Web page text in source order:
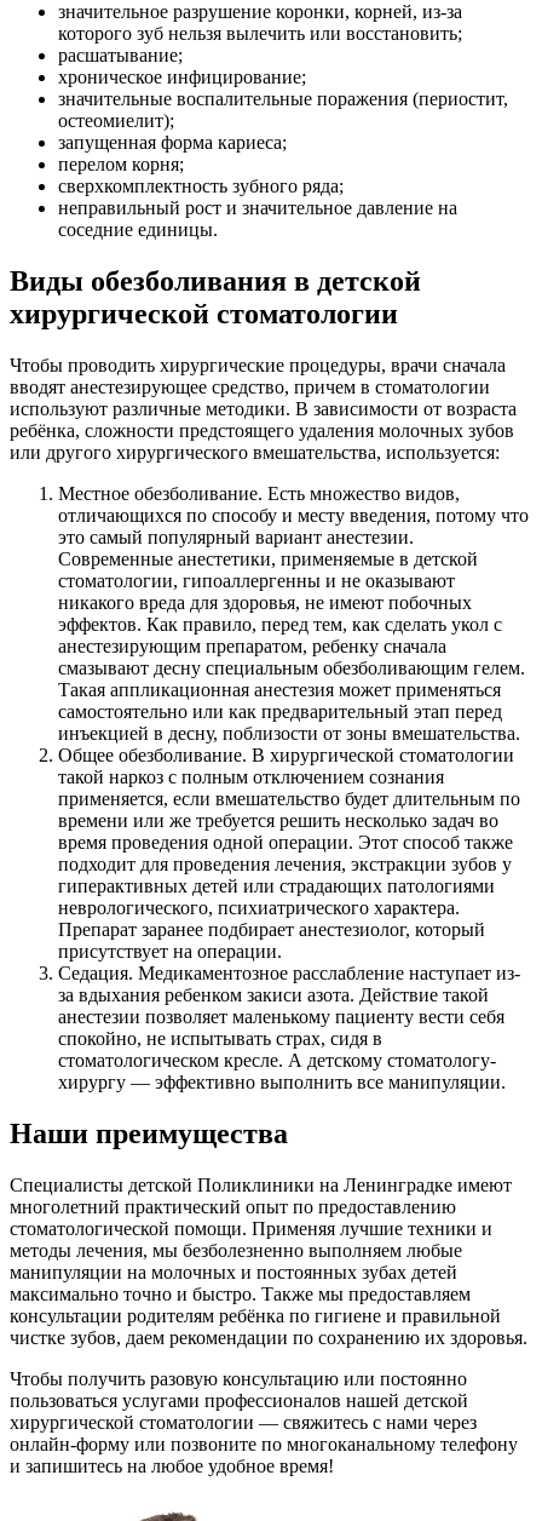
значительное разрушение коронки, корней, из-за
которого зуб нельзя вылечить или восстановить;
расшатывание;
хроническое инфицирование;
значительные воспалительные поражения (периостит,
остеомиелит);
запущенная форма кариеса;
перелом корня;
сверхкомплектность зубного ряда;
неправильный рост и значительное давление на
соседние единицы.
Виды обезболивания в детской
хирургической стоматологии
Чтобы проводить хирургические процедуры, врачи сначала
вводят анестезирующее средство, причем в стоматологии
используют различные методики. В зависимости от возраста
ребёнка, сложности предстоящего удаления молочных зубов
или другого хирургического вмешательства, используется:
Местное обезболивание. Есть множество видов,
отличающихся по способу и месту введения, потому что
это самый популярный вариант анестезии.
Современные анестетики, применяемые в детской
стоматологии, гипоаллергенны и не оказывают
никакого вреда для здоровья, не имеют побочных
эффектов. Как правило, перед тем, как сделать укол с
анестезирующим препаратом, ребенку сначала
смазывают десну специальным обезболивающим гелем.
Такая аппликационная анестезия может применяться
самостоятельно или как предварительный этап перед
инъекцией в десну, поблизости от зоны вмешательства.
Общее обезболивание. В хирургической стоматологии
такой наркоз с полным отключением сознания
применяется, если вмешательство будет длительным по
времени или же требуется решить несколько задач во
время проведения одной операции. Этот способ также
подходит для проведения лечения, экстракции зубов у
гиперактивных детей или страдающих патологиями
неврологического, психиатрического характера.
Препарат заранее подбирает анестезиолог, который
присутствует на операции.
Седация. Медикаментозное расслабление наступает из-
за вдыхания ребенком закиси азота. Действие такой
анестезии позволяет маленькому пациенту вести себя
спокойно, не испытывать страх, сидя в
стоматологическом кресле. А детскому стоматологу-
хирургу — эффективно выполнить все манипуляции.
Наши преимущества
Специалисты детской Поликлиники на Ленинградке имеют
многолетний практический опыт по предоставлению
стоматологической помощи. Применяя лучшие техники и
методы лечения, мы безболезненно выполняем любые
манипуляции на молочных и постоянных зубах детей
максимально точно и быстро. Также мы предоставляем
консультации родителям ребёнка по гигиене и правильной
чистке зубов, даем рекомендации по сохранению их здоровья.
Чтобы получить разовую консультацию или постоянно
пользоваться услугами профессионалов нашей детской
хирургической стоматологии — свяжитесь с нами через
онлайн-форму или позвоните по многоканальному телефону
и запишитесь на любое удобное время!